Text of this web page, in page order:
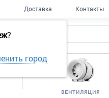
?
город
Доставка Контакты
ВЕНТИЛЯЦИЯ